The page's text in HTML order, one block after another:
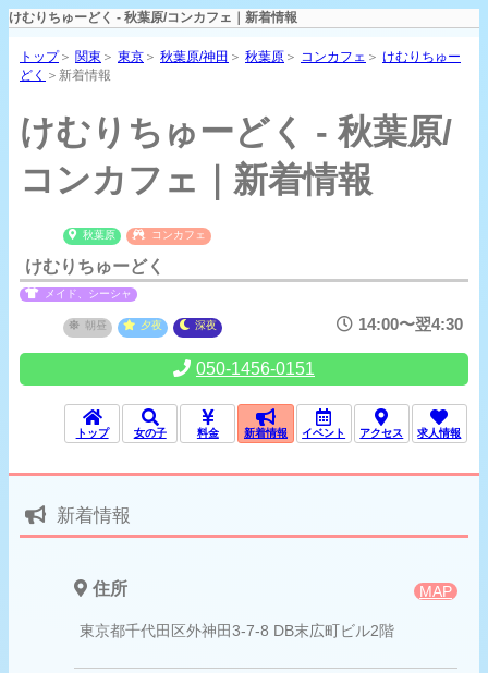
けむりちゅーどく - 秋葉原/コンカフェ｜新着情報
トップ＞ 関東 ＞ 東京 ＞ 秋葉原/神田 ＞ 秋葉原 ＞ コンカフェ ＞ けむりちゅー
どく ＞新着情報
けむりちゅーどく - 秋葉原/
コンカフェ｜新着情報
秋葉原 コンカフェ
けむりちゅーどく
メイド、シーシャ
朝昼 夕夜 深夜 14:00〜翌4:30
050-1456-0151
トップ 女の子 料金 新着情報 イベント アクセス 求人情報
新着情報
住所
東京都千代田区外神田3-7-8 DB末広町ビル2階
MAP